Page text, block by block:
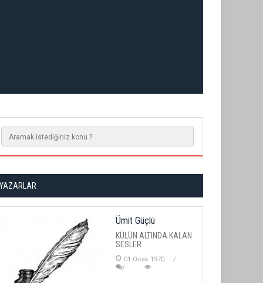
YAZARLAR
Ümit Güçlü
KÜLÜN ALTINDA KALAN
SESLER
01 Ocak 1970